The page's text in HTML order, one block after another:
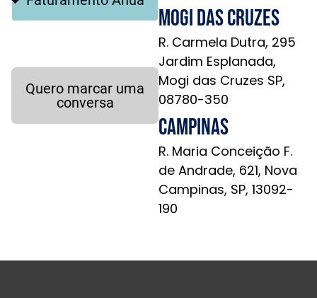
Quero marcar uma
conversa
Mogi das Cruzes
R. Carmela Dutra, 295
Jardim Esplanada,
Mogi das Cruzes SP,
08780-350
Campinas
R. Maria Conceição F.
de Andrade, 621, Nova
Campinas, SP, 13092-
190